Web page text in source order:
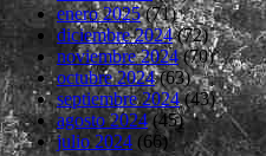
enero 2025(71)
diciembre 2024(72)
noviembre 2024(70)
octubre 2024(63)
septiembre 2024(43)
agosto 2024(45)
julio 2024 (66)